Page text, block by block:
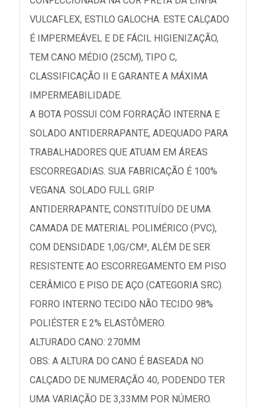
VULCAFLEX, ESTILO GALOCHA. ESTE CALÇADO
É IMPERMEÁVEL E DE FÁCIL HIGIENIZAÇÃO,
TEM CANO MÉDIO (25CM), TIPO C,
CLASSIFICAÇÃO II E GARANTE A MÁXIMA
IMPERMEABILIDADE.
A BOTA POSSUI COM FORRAÇÃO INTERNA E
SOLADO ANTIDERRAPANTE, ADEQUADO PARA
TRABALHADORES QUE ATUAM EM ÁREAS
ESCORREGADIAS. SUA FABRICAÇÃO É 100%
VEGANA. SOLADO FULL GRIP
ANTIDERRAPANTE, CONSTITUÍDO DE UMA
CAMADA DE MATERIAL POLIMÉRICO (PVC),
COM DENSIDADE 1,0G/CM³, ALÉM DE SER
RESISTENTE AO ESCORREGAMENTO EM PISO
CERÂMICO E PISO DE AÇO (CATEGORIA SRC).
FORRO INTERNO TECIDO NÃO TECIDO 98%
POLIÉSTER E 2% ELASTÔMERO.
ALTURADO CANO: 270MM
OBS: A ALTURA DO CANO É BASEADA NO
CALÇADO DE NUMERAÇÃO 40, PODENDO TER
UMA VARIAÇÃO DE 3,33MM POR NÚMERO.